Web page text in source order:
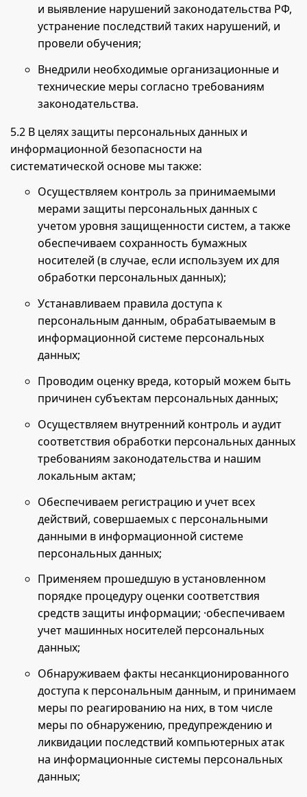
и выявление нарушений законодательства РФ,
устранение последствий таких нарушений, и
провели обучения;
Внедрили необходимые организационные и
технические меры согласно требованиям
законодательства.
5.2 В целях защиты персональных данных и
информационной безопасности на
систематической основе мы также:
Осуществляем контроль за принимаемыми
мерами защиты персональных данных с
учетом уровня защищенности систем, а также
обеспечиваем сохранность бумажных
носителей (в случае, если используем их для
обработки персональных данных);
Устанавливаем правила доступа к
персональным данным, обрабатываемым в
информационной системе персональных
данных;
Проводим оценку вреда, который можем быть
причинен субъектам персональных данных;
Осуществляем внутренний контроль и аудит
соответствия обработки персональных данных
требованиям законодательства и нашим
локальным актам;
Обеспечиваем регистрацию и учет всех
действий, совершаемых с персональными
данными в информационной системе
персональных данных;
Применяем прошедшую в установленном
порядке процедуру оценки соответствия
средств защиты информации; ·обеспечиваем
учет машинных носителей персональных
данных;
Обнаруживаем факты несанкционированного
доступа к персональным данным, и принимаем
меры по реагированию на них, в том числе
меры по обнаружению, предупреждению и
ликвидации последствий компьютерных атак
на информационные системы персональных
данных;